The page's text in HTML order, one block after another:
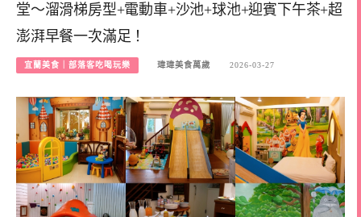
堂～溜滑梯房型+電動車+沙池+球池+迎賓下午茶+超
澎湃早餐一次滿足！
宜蘭美食｜部落客吃喝玩樂 瑋瑋美食萬歲 2026-03-27